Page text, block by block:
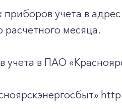
учета в
месяца.
в ПАО